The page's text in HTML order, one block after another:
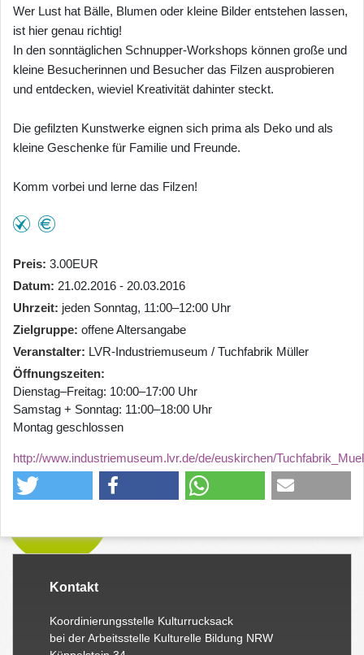
Wer Lust hat Bälle, Blumen oder kleine Bilder entstehen lassen,
ist hier genau richtig!
In den sonntäglichen Schnupper-Workshops können große und
kleine Besucherinnen und Besucher das Filzen ausprobieren
und entdecken, wieviel Kreativität dahinter steckt.
Die gefilzten Kunstwerke eignen sich prima als Deko und als
kleine Geschenke für Familie und Freunde.
Komm vorbei und lerne das Filzen!
Preis 3.00EUR
Datum 21.02.2016 - 20.03.2016
Uhrzeit jeden Sonntag, 11:00–12:00 Uhr
Zielgruppe offene Altersangabe
Veranstalter LVR-Industriemuseum / Tuchfabrik Müller
Öffnungszeiten
Dienstag–Freitag: 10:00–17:00 Uhr
Samstag + Sonntag: 11:00–18:00 Uhr
Montag geschlossen
http://www.industriemuseum.lvr.de/de/euskirchen/
Kontakt
Koordinierungsstelle Kulturrucksack
bei der Arbeitsstelle Kulturelle Bildung NRW